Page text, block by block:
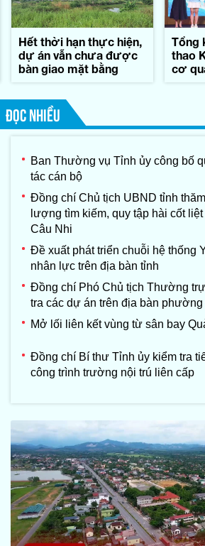
Hết thời hạn thực hiện,
dự án vẫn chưa được
bàn giao mặt bằng
Tổng
thao
cơ
ĐỌC NHIỀU
Ban Thường vụ Tỉnh ủy công bố
tác cán bộ
Đồng chí Chủ tịch UBND tỉnh
lượng tìm kiếm, quy tập hài cốt
Câu Nhi
Đề xuất phát triển chuỗi hệ thống
nhân lực trên địa bàn tỉnh
Đồng chí Phó Chủ tịch Thường
tra các dự án trên địa bàn
Mở lối liên kết vùng từ sân bay
Đồng chí Bí thư Tỉnh ủy kiểm tra
công trình trường nội trú liên cấp